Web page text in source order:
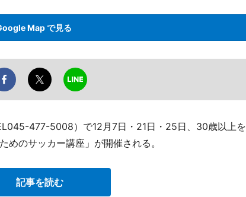
Map で見る
477-5008）で12月7日・21日・25日、30歳以上を
のサッカー講座」が開催される。
記事を読む